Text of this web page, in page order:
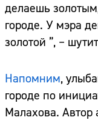
делаешь
городе. У мэра
золотой ”, –
Напомним,
городе по
Малахова. Автор